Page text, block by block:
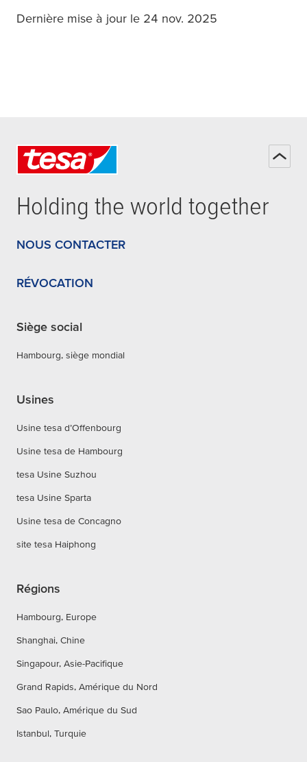
Dernière mise à jour le 24 nov. 2025
Holding the world together
NOUS CONTACTER
RÉVOCATION
Siège social
Hambourg, siège mondial
Usines
Usine tesa d’Offenbourg
Usine tesa de Hambourg
tesa Usine Suzhou
tesa Usine Sparta
Usine tesa de Concagno
site tesa Haiphong
Régions
Hambourg, Europe
Shanghai, Chine
Singapour, Asie-Pacifique
Grand Rapids, Amérique du Nord
Sao Paulo, Amérique du Sud
Istanbul, Turquie